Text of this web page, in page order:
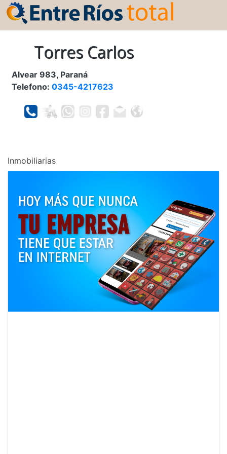
Torres Carlos
Alvear 983, Paraná
Telefono: 0345-4217623
Inmobiliarias